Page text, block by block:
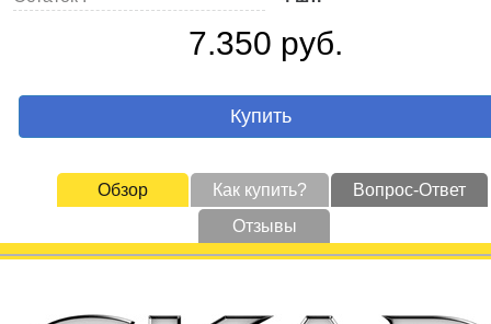
7.350 руб.
Купить
Обзор Как купить?
Вопрос-Ответ
Отзывы